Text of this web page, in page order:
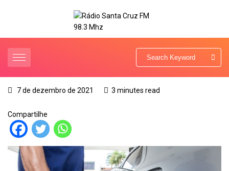
7 de dezembro de 2021 3 minutes read
Compartilhe